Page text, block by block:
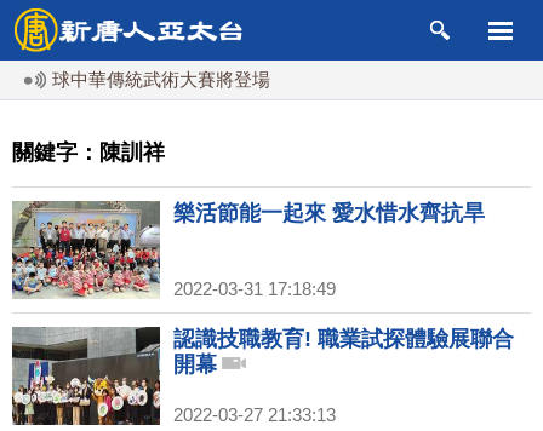
球中華傳統武術大賽將登場
關鍵字：陳訓祥
樂活節能一起來 愛水惜水齊抗旱
2022-03-31 17:18:49
認識技職教育! 職業試探體驗展聯合
開幕
2022-03-27 21:33:13